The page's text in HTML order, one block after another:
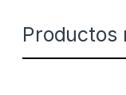
Productos